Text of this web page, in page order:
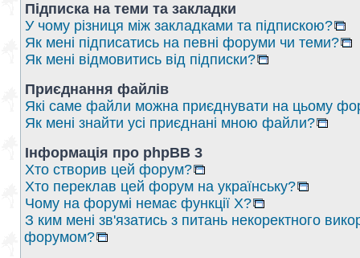
Підписка на теми та закладки
У чому різниця між закладками та підпискою?
Як мені підписатись на певні форуми чи теми?
Як мені відмовитись від підписки?
Приєднання файлів
Які саме файли можна приєднувати на цьому
Як мені знайти усі приєднані мною файли?
Інформація про phpBB 3
Хто створив цей форум?
Хто переклав цей форум на українську?
Чому на форумі немає функції X?
З ким мені зв'язатись з питань некоректного
форумом?